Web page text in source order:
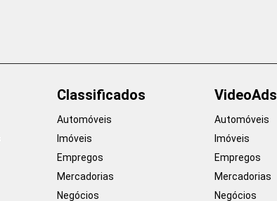
Classificados
Automóveis
Imóveis
Empregos
Mercadorias
Negócios
VideoAds
Automóveis
Imóveis
Empregos
Mercadorias
Negócios